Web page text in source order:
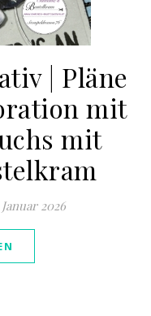
| Pläne
mit
mit
2026